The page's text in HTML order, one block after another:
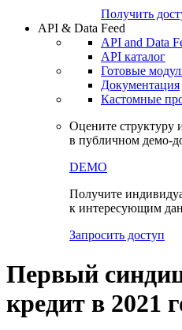
Попробуйте7-
Откройте
Получить
API & Data Feed
API and Data
Готовые
Документация
в публичном демо-
к интересующим
Запросить доступ